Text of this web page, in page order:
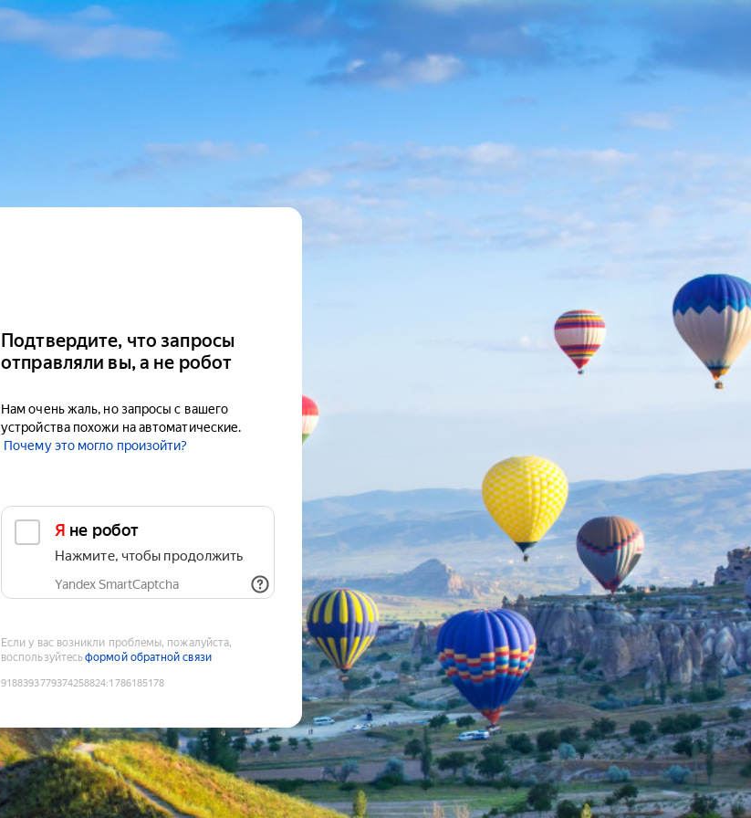
Подтвердите, что запросы
отправляли вы, а не робот
Нам очень жаль, но запросы с вашего
устройства похожи на автоматические.
Почему это могло произойти?
Я не робот
Нажмите, чтобы продолжить
Yandex SmartCaptcha
Если у вас возникли проблемы, пожалуйста,
воспользуйтесьформой обратной связи
9188393779374258824:1786185178